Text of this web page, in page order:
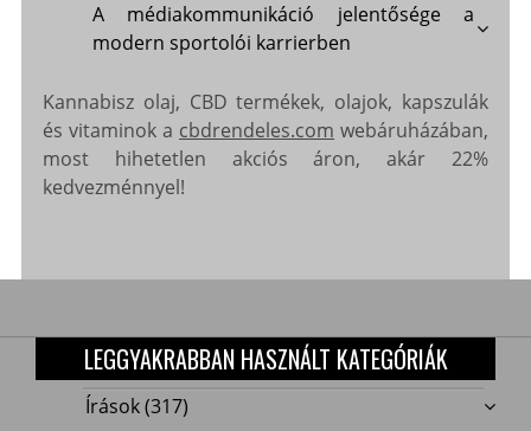
A médiakommunikáció jelentősége a
modern sportolói karrierben
Kannabisz olaj, CBD termékek, olajok, kapszulák
és vitaminok a cbdrendeles.com webáruházában,
most hihetetlen akciós áron, akár 22%
kedvezménnyel!
LEGGYAKRABBAN HASZNÁLT KATEGÓRIÁK
Írások(317)